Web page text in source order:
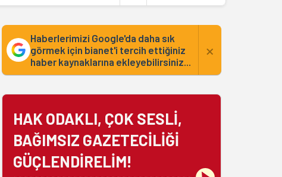
Haberlerimizi Google'da daha sık
görmek için bianet'i tercih ettiğiniz
haber kaynaklarına ekleyebilirsiniz...
×
HAK ODAKLI, ÇOK SESLİ,
BAĞIMSIZ GAZETECİLİĞİ
GÜÇLENDİRELİM!